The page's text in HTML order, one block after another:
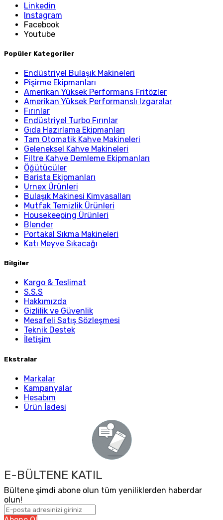
Linkedin
Instagram
Facebook
Youtube
Popüler Kategoriler
Endüstriyel Bulaşık Makineleri
Pişirme Ekipmanları
Amerikan Yüksek Performans Fritözler
Amerikan Yüksek Performanslı Izgaralar
Fırınlar
Endüstriyel Turbo Fırınlar
Gıda Hazırlama Ekipmanları
Tam Otomatik Kahve Makineleri
Geleneksel Kahve Makineleri
Filtre Kahve Demleme Ekipmanları
Öğütücüler
Barista Ekipmanları
Urnex Ürünleri
Bulaşık Makinesi Kimyasalları
Mutfak Temizlik Ürünleri
Housekeeping Ürünleri
Blender
Portakal Sıkma Makineleri
Katı Meyve Sıkacağı
Bilgiler
Kargo & Teslimat
S.S.S
Hakkımızda
Gizlilik ve Güvenlik
Mesafeli Satış Sözleşmesi
Teknik Destek
İletişim
Ekstralar
Markalar
Kampanyalar
Hesabım
Ürün İadesi
E-BÜLTENE KATIL
Bültene şimdi abone olun tüm yeniliklerden haberdar
olun!